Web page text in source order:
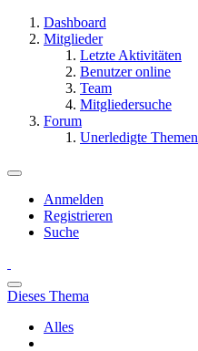
Dashboard
Mitglieder
Letzte Aktivitäten
Benutzer online
Team
Mitgliedersuche
Forum
Unerledigte Themen
Anmelden
Registrieren
Suche
Dieses Thema
Alles